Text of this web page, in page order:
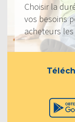
Choisir la
vos besoins
acheteurs